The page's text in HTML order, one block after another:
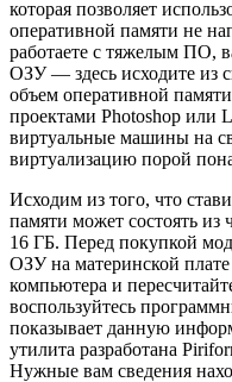
которая позволяет
оперативной памяти не
работаете с тяжелым ПО,
ОЗУ — здесь исходите из
объем оперативной
проектами Photoshop или
виртуальные машины на
виртуализацию порой
Исходим из того, что
памяти может состоять
16 ГБ. Перед покупкой
ОЗУ на материнской
компьютера и
воспользуйтесь
показывает данную
утилита разработана
Нужные вам сведения